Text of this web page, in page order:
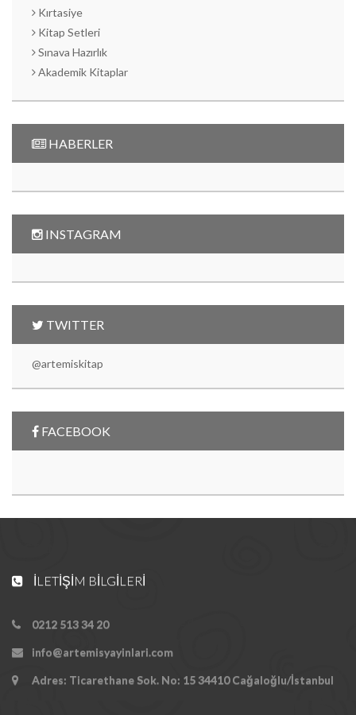
Kırtasiye
Kitap Setleri
Sınava Hazırlık
Akademik Kitaplar
HABERLER
INSTAGRAM
TWITTER
@artemiskitap
FACEBOOK
İLETIŞIM BILGILERI
0212 513 34 20
info@artemisyayinlari.com
Adres: Ticarethane Sok. No: 15 34410 Cağaloğlu/İstanbul